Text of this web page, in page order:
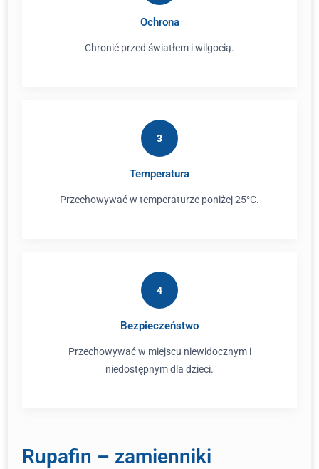
Ochrona
Chronić przed światłem i wilgocią.
3
Temperatura
Przechowywać w temperaturze poniżej 25°C.
4
Bezpieczeństwo
Przechowywać w miejscu niewidocznym i
niedostępnym dla dzieci.
Rupafin – zamienniki